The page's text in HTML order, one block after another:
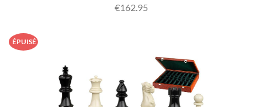
€162.95
ÉPUISÉ